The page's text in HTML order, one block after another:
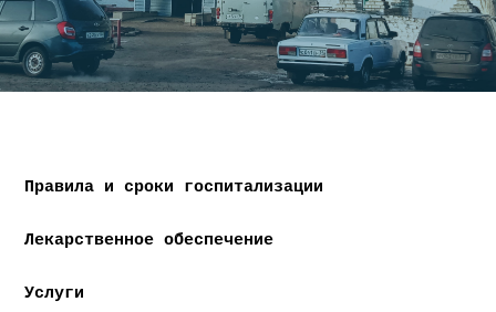
Правила и сроки госпитализации
Лекарственное обеспечение
Услуги